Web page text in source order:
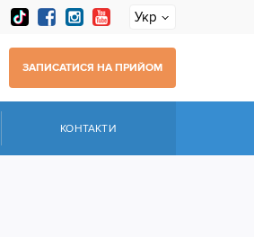
Укр
ЗАПИСАТИСЯ НА ПРИЙОМ
КОНТАКТИ